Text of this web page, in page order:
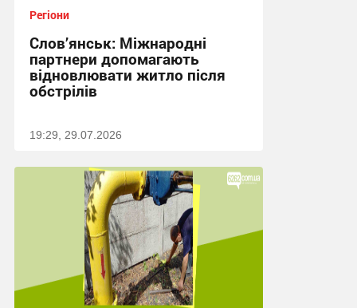
Регіони
Слов’янськ: Міжнародні
партнери допомагають
відновлювати житло після
обстрілів
19:29, 29.07.2026